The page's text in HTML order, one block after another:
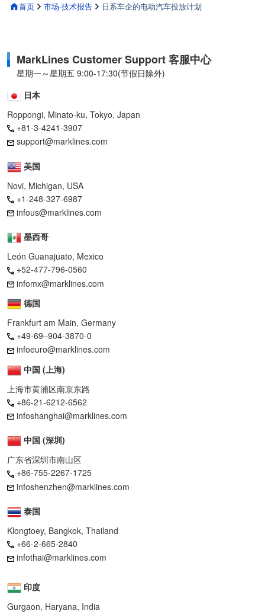
首页 市场·技术报告 日系车企的电动汽车投放计划
MarkLines Customer Support 客服中心
星期一～星期五 9:00-17:30(节假日除外)
日本
Roppongi, Minato-ku, Tokyo, Japan
+81-3-4241-3907
support@marklines.com
美国
Novi, Michigan, USA
+1-248-327-6987
infous@marklines.com
墨西哥
León Guanajuato, Mexico
+52-477-796-0560
infomx@marklines.com
德国
Frankfurt am Main, Germany
+49-69–904-3870-0
infoeuro@marklines.com
中国 (上海)
上海市黄浦区南京东路
+86-21-6212-6562
infoshanghai@marklines.com
中国 (深圳)
广东省深圳市南山区
+86-755-2267-1725
infoshenzhen@marklines.com
泰国
Klongtoey, Bangkok, Thailand
+66-2-665-2840
infothai@marklines.com
印度
Gurgaon, Haryana, India